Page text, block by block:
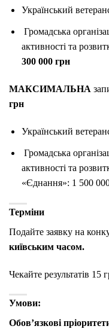
Український
Громадська
активності та
300 000 грн
МАКСИМАЛЬНА
грн
Український
Громадська
активності та
«Єднання»: 1 500
Терміни
Подайте заявку на
київським часом.
Чекайте результатів 15
Умови:
Обов’язкові